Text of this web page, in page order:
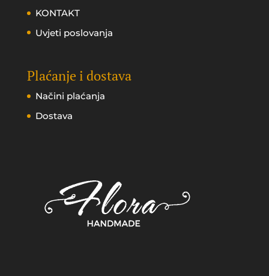
KONTAKT
Uvjeti poslovanja
Plaćanje i dostava
Načini plaćanja
Dostava